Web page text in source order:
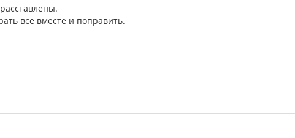
всё вместе и поправить.